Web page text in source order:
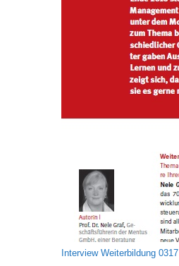
Interview Weiterbildung 0317